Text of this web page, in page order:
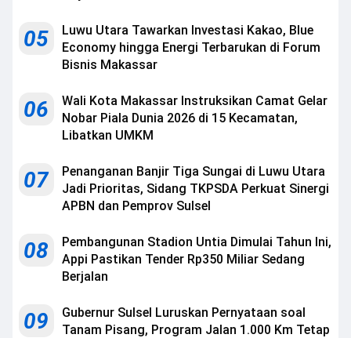
05
Luwu Utara Tawarkan Investasi Kakao, Blue
Economy hingga Energi Terbarukan di Forum
Bisnis Makassar
06
Wali Kota Makassar Instruksikan Camat Gelar
Nobar Piala Dunia 2026 di 15 Kecamatan,
Libatkan UMKM
07
Penanganan Banjir Tiga Sungai di Luwu Utara
Jadi Prioritas, Sidang TKPSDA Perkuat Sinergi
APBN dan Pemprov Sulsel
08
Pembangunan Stadion Untia Dimulai Tahun Ini,
Appi Pastikan Tender Rp350 Miliar Sedang
Berjalan
09
Gubernur Sulsel Luruskan Pernyataan soal
Tanam Pisang, Program Jalan 1.000 Km Tetap